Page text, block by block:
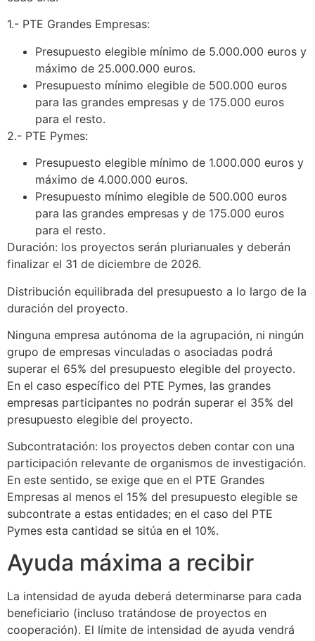
1.- PTE Grandes Empresas:
Presupuesto elegible mínimo de 5.000.000 euros y
máximo de 25.000.000 euros.
Presupuesto mínimo elegible de 500.000 euros
para las grandes empresas y de 175.000 euros
para el resto.
2.- PTE Pymes:
Presupuesto elegible mínimo de 1.000.000 euros y
máximo de 4.000.000 euros.
Presupuesto mínimo elegible de 500.000 euros
para las grandes empresas y de 175.000 euros
para el resto.
Duración: los proyectos serán plurianuales y deberán
finalizar el 31 de diciembre de 2026.
Distribución equilibrada del presupuesto a lo largo de la
duración del proyecto.
Ninguna empresa autónoma de la agrupación, ni ningún
grupo de empresas vinculadas o asociadas podrá
superar el 65% del presupuesto elegible del proyecto.
En el caso específico del PTE Pymes, las grandes
empresas participantes no podrán superar el 35% del
presupuesto elegible del proyecto.
Subcontratación: los proyectos deben contar con una
participación relevante de organismos de investigación.
En este sentido, se exige que en el PTE Grandes
Empresas al menos el 15% del presupuesto elegible se
subcontrate a estas entidades; en el caso del PTE
Pymes esta cantidad se sitúa en el 10%.
Ayuda máxima a recibir
La intensidad de ayuda deberá determinarse para cada
beneficiario (incluso tratándose de proyectos en
cooperación). El límite de intensidad de ayuda vendrá